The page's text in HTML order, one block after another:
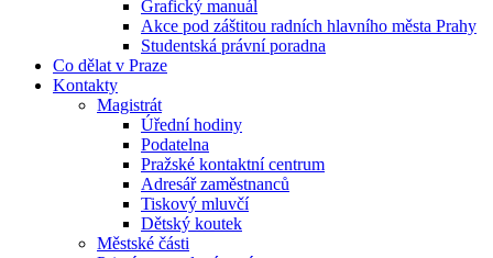
Grafický manuál
Akce pod záštitou radních hlavního města Prahy
Studentská právní poradna
Co dělat v Praze
Kontakty
Magistrát
Úřední hodiny
Podatelna
Pražské kontaktní centrum
Adresář zaměstnanců
Tiskový mluvčí
Dětský koutek
Městské části